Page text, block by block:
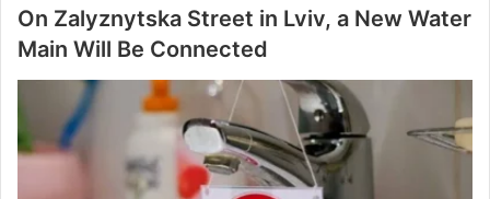
On Zalyznytska Street in Lviv, a New Water
Main Will Be Connected